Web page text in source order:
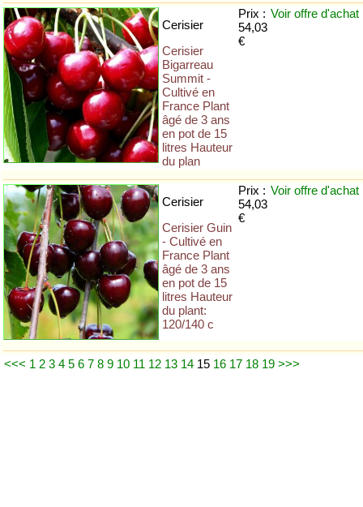
Cerisier
Cerisier
Bigarreau
Summit -
Cultivé en
France Plant
âgé de 3 ans
en pot de 15
litres Hauteur
du plan
Prix :
54,03
€
Voir offre d'achat
Cerisier
Cerisier Guin
- Cultivé en
France Plant
âgé de 3 ans
en pot de 15
litres Hauteur
du plant:
120/140 c
Prix :
54,03
€
Voir offre d'achat
<<< 1 2 3 4 5 6 7 8 9 10 11 12 13 14 15 16 17 18 19 >>>